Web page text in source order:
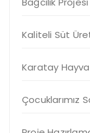
Kaliteli Süt
Karatay
Çocuklarımız